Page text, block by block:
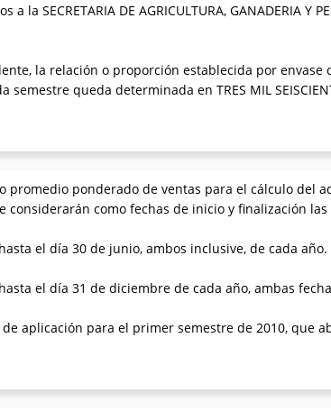
SECRETARIA DE AGRICULTURA, GANADERIA Y
la relación o proporción establecida por envase
queda determinada en TRES MIL
promedio ponderado de ventas para el cálculo del
considerarán como fechas de inicio y finalización
el día 30 de junio, ambos inclusive, de cada año.
el día 31 de diciembre de cada año, ambas
aplicación para el primer semestre de 2010, que